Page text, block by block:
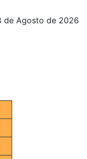
de Agosto de 2026